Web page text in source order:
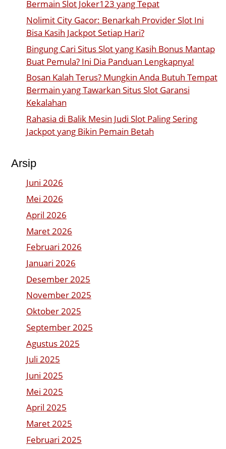
Bermain Slot Joker123 yang Tepat
Nolimit City Gacor: Benarkah Provider Slot Ini
Bisa Kasih Jackpot Setiap Hari?
Bingung Cari Situs Slot yang Kasih Bonus Mantap
Buat Pemula? Ini Dia Panduan Lengkapnya!
Bosan Kalah Terus? Mungkin Anda Butuh Tempat
Bermain yang Tawarkan Situs Slot Garansi
Kekalahan
Rahasia di Balik Mesin Judi Slot Paling Sering
Jackpot yang Bikin Pemain Betah
Arsip
Juni 2026
Mei 2026
April 2026
Maret 2026
Februari 2026
Januari 2026
Desember 2025
November 2025
Oktober 2025
September 2025
Agustus 2025
Juli 2025
Juni 2025
Mei 2025
April 2025
Maret 2025
Februari 2025